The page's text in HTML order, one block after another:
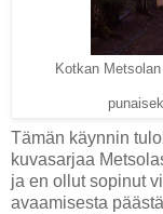
Kotkan
Tämän käynnin
kuvasarjaa
ja en ollut sopinut
avaamisesta